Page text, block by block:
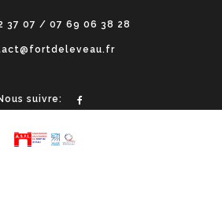
37 07 / 07 69 06 38 28
suivre: